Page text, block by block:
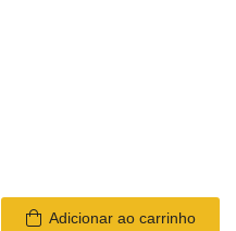
Adicionar ao carrinho